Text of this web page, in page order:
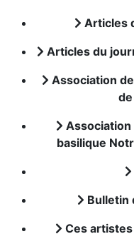
Articles
Articles du
Association
basilique
Bulletin
Ces